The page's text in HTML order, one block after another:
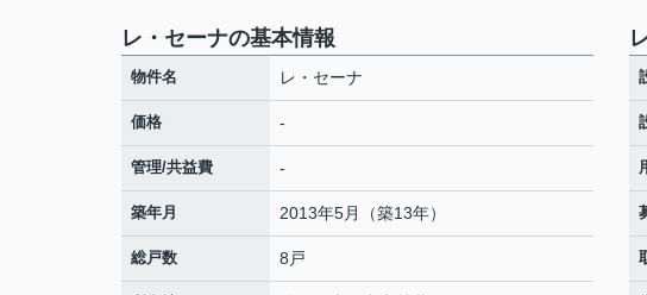
レ・セーナの基本情報
物件名 レ・セーナ
価格 -
管理/共益費 -
築年月 2013年5月（築13年）
総戸数 8戸